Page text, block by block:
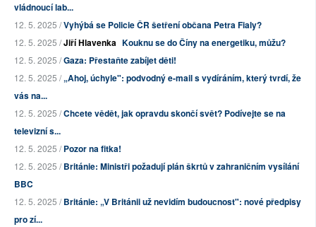
vládnoucí lab...
12. 5. 2025 /Vyhýbá se Policie ČR šetření občana Petra Fialy?
12. 5. 2025 /Jiří Hlavenka Kouknu se do Číny na energetiku, můžu?
12. 5. 2025 /Gaza: Přestaňte zabíjet děti!
12. 5. 2025 /„Ahoj, úchyle": podvodný e-mail s vydíráním, který tvrdí, že
vás na...
12. 5. 2025 /Chcete vědět, jak opravdu skončí svět? Podívejte se na
televizní s...
12. 5. 2025 /Pozor na fitka!
12. 5. 2025 /Británie: Ministři požadují plán škrtů v zahraničním vysílání
BBC
12. 5. 2025 /Británie: „V Británii už nevidím budoucnost": nové předpisy
pro zí...